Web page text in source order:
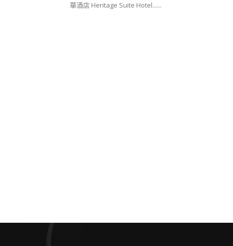
華酒店 Heritage Suite Hotel......